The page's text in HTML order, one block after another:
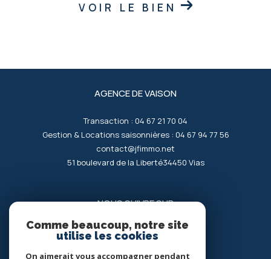
VOIR LE BIEN
AGENCE DE VAISON
Transaction : 04 67 21 70 04
Gestion & Locations saisonnières : 04 67 94 77 56
contact@jfimmo.net
51 boulevard de la Liberté34450 vias
NOUS SUIVRE SUR
Comme beaucoup, notre site
utilise les cookies
On aimerait vous accompagner pendant